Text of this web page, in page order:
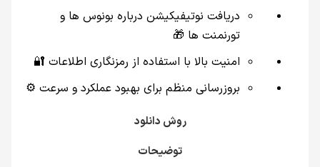
دریافت نوتیفیکیشن درباره بونوس‌ ها و
تورنمنت‌ ها 🎁
امنیت بالا با استفاده از رمزنگاری اطلاعات 🔐
بروزرسانی منظم برای بهبود عملکرد و سرعت ⚙️
روش دانلود
توضیحات